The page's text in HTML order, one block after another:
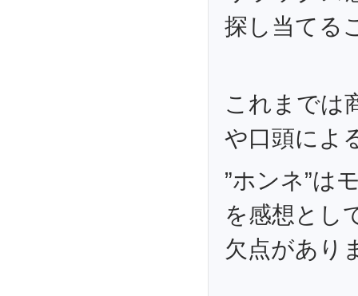
探し当てる
これまでは
や口頭によ
”ホンネ”は
を感想とし
欠点があり